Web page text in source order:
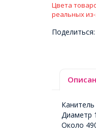
Цвета
реальных
Поделиться:
Диаметр
Около